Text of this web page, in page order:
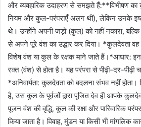
और व्यवहारिक उदाहरण से समझते हैं:**विभीषण का
नियम और कुल-परंपराएँ अलग थीं), लेकिन उनके
थे। उन्होंने अपनी जड़ों (कुल) को नहीं नकारा,
से अपने पूरे वंश का उद्धार कर दिया। *कुलदेवता वह
विशेष वंश या कुल के रक्षक माने जाते हैं।*आधार:
रक्त (वंश) से होता है। यह परंपरा से पीढ़ी-दर-पीढ़ी
*अनिवार्यता: कुलदेवता को बदलना संभव नहीं
है, उस कुल के पूर्वजों द्वारा पूजित देव ही आपके
पूजन वंश की वृद्धि, कुल की रक्षा और पारिवारिक
किया जाता है। विवाह, मुंडन या किसी भी मांगलिक